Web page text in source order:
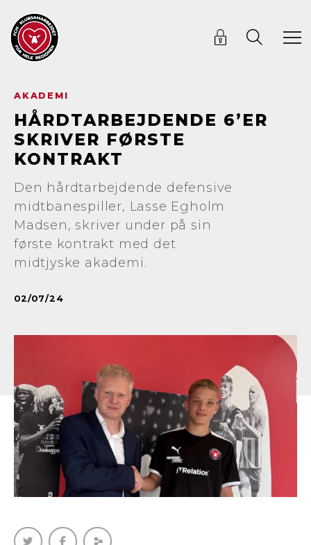
AKADEMI
HÅRDTARBEJDENDE 6’ER
SKRIVER FØRSTE
KONTRAKT
Den hårdtarbejdende defensive
midtbanespiller, Lasse Egholm
Madsen, skriver under på sin
første kontrakt med det
midtjyske akademi.
02/07/24